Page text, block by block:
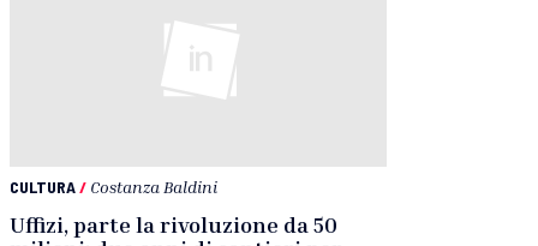
CULTURA/ Costanza Baldini
Uffizi, parte la rivoluzione da 50